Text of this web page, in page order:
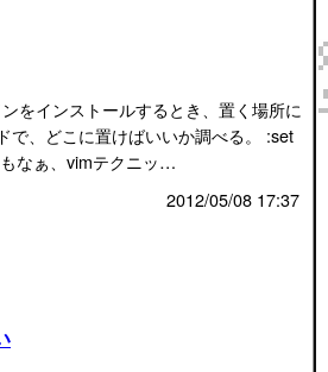
をインストールするとき、置く場所に
で、どこに置けばいいか調べる。 :set
なぁ、vimテクニッ…
2012/05/08 17:37